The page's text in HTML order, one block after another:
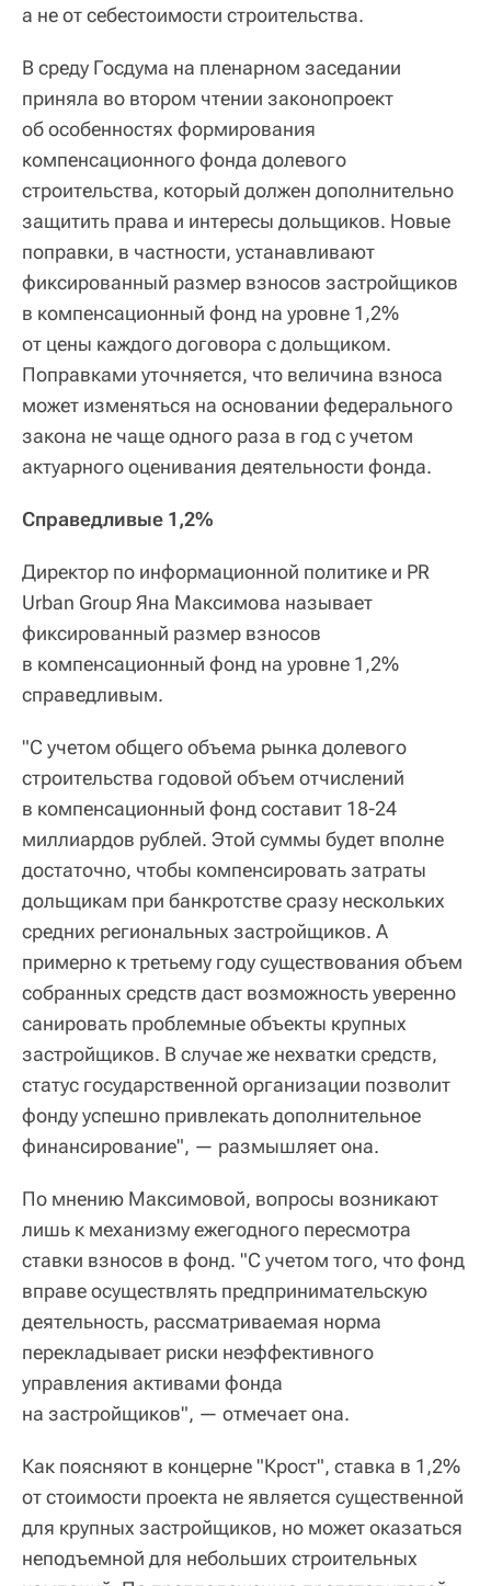
а не от себестоимости строительства.
В среду Госдума на пленарном заседании
приняла во втором чтении законопроект
об особенностях формирования
компенсационного фонда долевого
строительства, который должен дополнительно
защитить права и интересы дольщиков. Новые
поправки, в частности, устанавливают
фиксированный размер взносов застройщиков
в компенсационный фонд на уровне 1,2%
от цены каждого договора с дольщиком.
Поправками уточняется, что величина взноса
может изменяться на основании федерального
закона не чаще одного раза в год с учетом
актуарного оценивания деятельности фонда.
Справедливые 1,2%
Директор по информационной политике и PR
Urban Group Яна Максимова называет
фиксированный размер взносов
в компенсационный фонд на уровне 1,2%
справедливым.
"С учетом общего объема рынка долевого
строительства годовой объем отчислений
в компенсационный фонд составит 18-24
миллиардов рублей. Этой суммы будет вполне
достаточно, чтобы компенсировать затраты
дольщикам при банкротстве сразу нескольких
средних региональных застройщиков. А
примерно к третьему году существования объем
собранных средств даст возможность уверенно
санировать проблемные объекты крупных
застройщиков. В случае же нехватки средств,
статус государственной организации позволит
фонду успешно привлекать дополнительное
финансирование", — размышляет она.
По мнению Максимовой, вопросы возникают
лишь к механизму ежегодного пересмотра
ставки взносов в фонд. "С учетом того, что фонд
вправе осуществлять предпринимательскую
деятельность, рассматриваемая норма
перекладывает риски неэффективного
управления активами фонда
на застройщиков", — отмечает она.
Как поясняют в концерне "Крост", ставка в 1,2%
от стоимости проекта не является существенной
для крупных застройщиков, но может оказаться
неподъемной для небольших строительных